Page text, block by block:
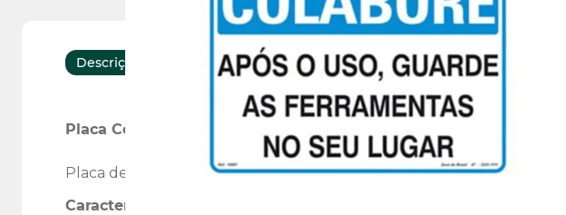
Descrição
Placa Colabore Após o Uso Guarde as Ferramentas no Seu Lugar
Placa de sinalização fabricada em poliestireno (PS), com mensagem
Características:
Características